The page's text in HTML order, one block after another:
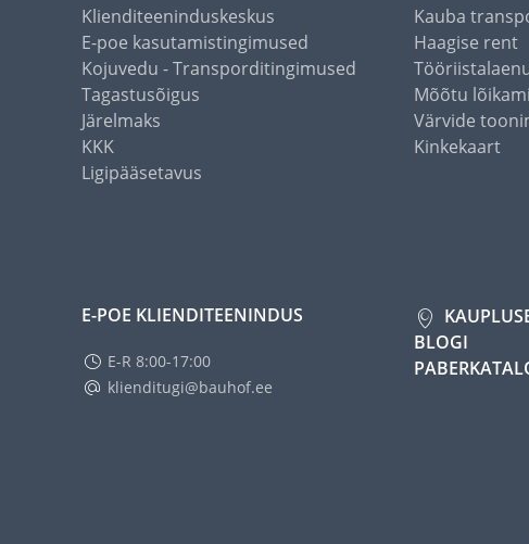
Klienditeeninduskeskus
E-poe kasutamistingimused
Kojuvedu - Transporditingimused
Tagastusõigus
Järelmaks
KKK
Ligipääsetavus
Kauba
Haagise rent
Mõõtu
Värvide
Kinkekaart
E-POE KLIENDITEENINDUS
E-R 8:00-17:00
klienditugi@bauhof.ee
BLOGI